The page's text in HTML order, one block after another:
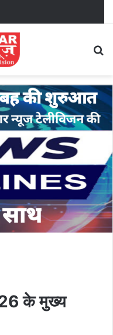
के मुख्य